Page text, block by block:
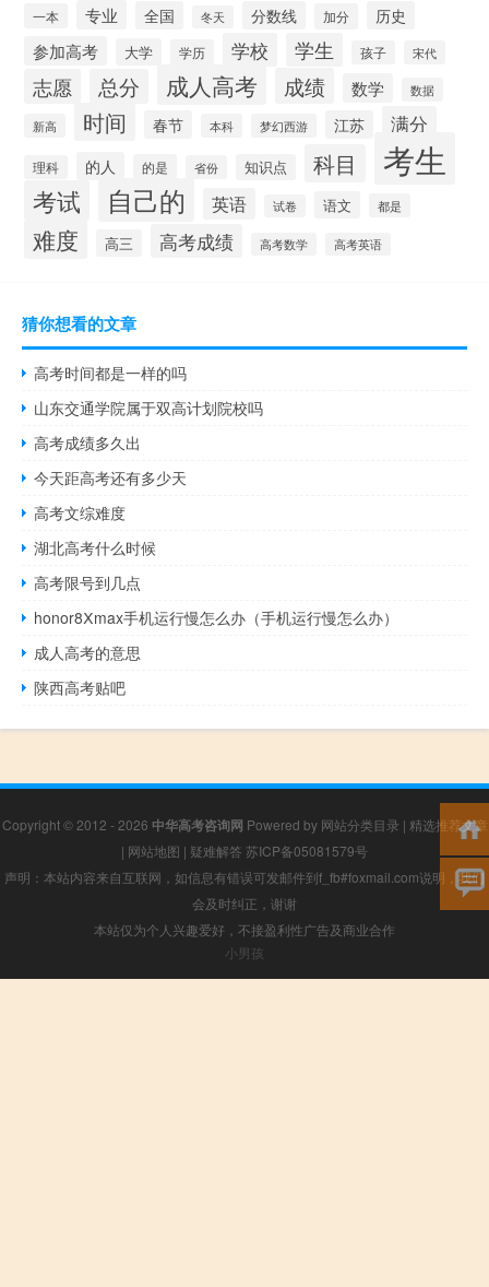
一本 专业 全国 冬天 分数线 加分 历史
参加高考 大学 学历 学校 学生 孩子 宋代
志愿 总分 成人高考 成绩 数学 数据
新高 时间 春节 本科 梦幻西游 江苏 满分
理科 的人 的是 省份 知识点 科目 考生
考试 自己的 英语 试卷 语文 都是
难度 高三 高考成绩 高考数学 高考英语
猜你想看的文章
高考时间都是一样的吗
山东交通学院属于双高计划院校吗
高考成绩多久出
今天距高考还有多少天
高考文综难度
湖北高考什么时候
高考限号到几点
honor8Ⅹmax手机运行慢怎么办（手机运行慢怎么办）
成人高考的意思
陕西高考贴吧
Copyright © 2012 - 2026 中华高考咨询网 Powered by 网站分类目录 | 精选推荐文章
| 网站地图 | 疑难解答 苏ICP备05081579号
声明：本站内容来自互联网，如信息有错误可发邮件到f_fb#foxmail.com说明，我们
会及时纠正，谢谢
本站仅为个人兴趣爱好，不接盈利性广告及商业合作
小男孩